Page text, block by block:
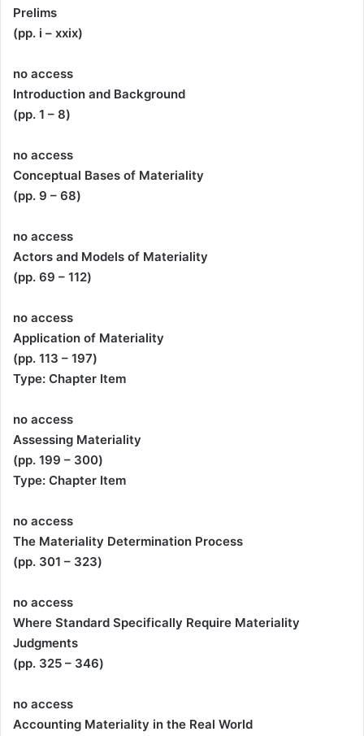
Prelims
(pp. i – xxix)
no access
Introduction and Background
(pp. 1 – 8)
no access
Conceptual Bases of Materiality
(pp. 9 – 68)
no access
Actors and Models of Materiality
(pp. 69 – 112)
no access
Application of Materiality
(pp. 113 – 197)
Type: Chapter Item
no access
Assessing Materiality
(pp. 199 – 300)
Type: Chapter Item
no access
The Materiality Determination Process
(pp. 301 – 323)
no access
Where Standard Specifically Require Materiality
Judgments
(pp. 325 – 346)
no access
Accounting Materiality in the Real World